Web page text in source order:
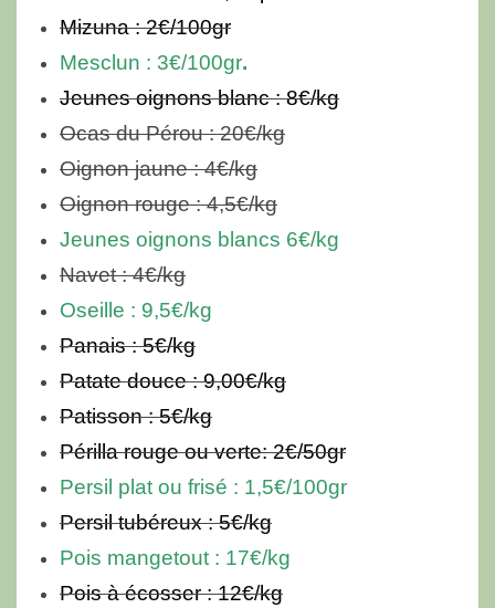
Mizuna : 2€/100gr
Mesclun : 3€/100gr.
Jeunes oignons blanc : 8€/kg
Ocas du Pérou : 20€/kg
Oignon jaune : 4€/kg
Oignon rouge : 4,5€/kg
Jeunes oignons blancs 6€/kg
Navet : 4€/kg
Oseille : 9,5€/kg
Panais : 5€/kg
Patate douce : 9,00€/kg
Patisson : 5€/kg
Périlla rouge ou verte: 2€/50gr
Persil plat ou frisé : 1,5€/100gr
Persil tubéreux : 5€/kg
Pois mangetout : 17€/kg
Pois à écosser : 12€/kg